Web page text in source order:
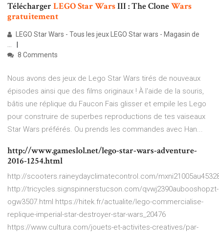
Télécharger LEGOStarWarsIII : The CloneWars
gratuitement
LEGO Star Wars - Tous les jeux LEGO Star wars - Magasin de
...
8 Comments
Nous avons des jeux de Lego Star Wars tirés de nouveaux
épisodes ainsi que des films originaux ! À l'aide de la souris,
bâtis une réplique du Faucon Fais glisser et empile les Lego
pour construire de superbes reproductions de tes vaiseaux
Star Wars préférés. Ou prends les commandes avec Han...
http://www.gameslol.net/lego-star-wars-adventure-
2016-1254.html
http://scooters.raineydayclimatecontrol.com/
http://tricycles.signspinnerstucson.com/qvwj2390aubooshopzt-
ogw3507.html https://hitek.fr/actualite/lego-commercialise-
replique-imperial-star-destroyer-star-wars_20476
https://www.cultura.com/jouets-et-activites-creatives/par-